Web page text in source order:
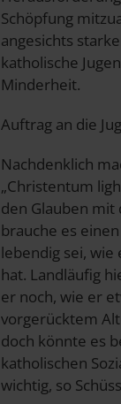
Schöpfung
angesichts
katholische
Minderheit.
Auftrag an die
Nachdenklich
„Christentum
den Glauben
brauche es
lebendig sei,
hat. Landläufig
er noch, wie er
vorgerücktem
doch könnte es
katholischen
wichtig, so